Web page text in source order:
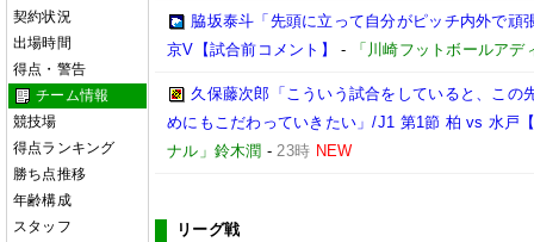
契約状況
出場時間
得点・警告
チーム情報
競技場
得点ランキング
勝ち点推移
年齢構成
スタッフ
脇坂泰斗「先頭に立って自分がピッチ内外で
京V【試合前コメント】
- 「川崎フットボールアデ
久保藤次郎「こういう試合をしていると、こ
めにもこだわっていきたい」/J1 第1節 柏 vs 水戸
ナル」鈴木潤 -23時 NEW
リーグ戦